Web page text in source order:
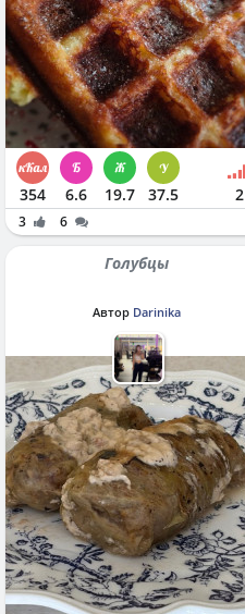
354 6.6 19.7 37.5 2
3 6
Голубцы
Автор Darinika